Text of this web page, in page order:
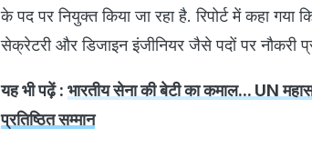
के पद पर नियुक्त किया जा रहा है. रिपोर्ट में कहा गया
सेक्रेटरी और डिजाइन इंजीनियर जैसे पदों पर नौकरी
यह भी पढ़ें : भारतीय सेना की बेटी का कमाल... UN
प्रतिष्ठित सम्मान